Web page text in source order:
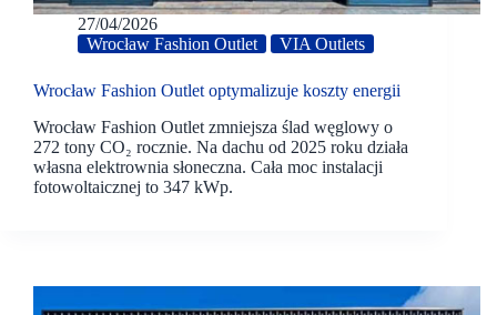
27/04/2026
Wrocław Fashion Outlet
VIA Outlets
Wrocław Fashion Outlet optymalizuje koszty energii
Wrocław Fashion Outlet zmniejsza ślad węglowy o
272 tony CO₂ rocznie. Na dachu od 2025 roku działa
własna elektrownia słoneczna. Cała moc instalacji
fotowoltaicznej to 347 kWp.